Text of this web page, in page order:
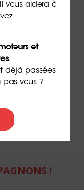
unbilan de
en vidéo
avec MOI: le vrai
!
vous aidera à
et
.
déjà passées
pas vous ?